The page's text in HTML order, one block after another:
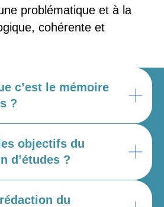
problématique et à la
cohérente et
c’est le mémoire
?
objectifs du
d’études ?
du